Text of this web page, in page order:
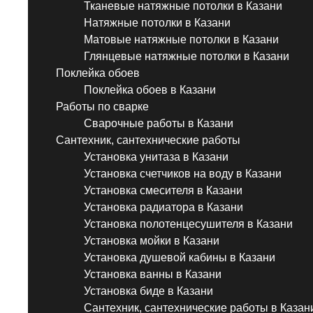
Тканевые натяжные потолки в Казани
Натяжные потолки в Казани
Матовые натяжные потолки в Казани
Глянцевые натяжные потолки в Казани
Поклейка обоев
Поклейка обоев в Казани
Работы по сварке
Сварочные работы в Казани
Сантехник, сантехнические работы
Установка унитаза в Казани
Установка счетчиков на воду в Казани
Установка смесителя в Казани
Установка радиатора в Казани
Установка полотенцесушителя в Казани
Установка мойки в Казани
Установка душевой кабины в Казани
Установка ванны в Казани
Установка биде в Казани
Сантехник, сантехнические работы в